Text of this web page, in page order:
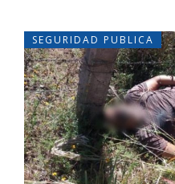
SEGURIDAD PUBLICA